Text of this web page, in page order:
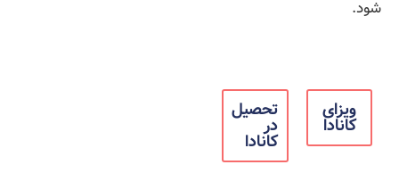
شود.
ویزای
کانادا
تحصیل
در
کانادا